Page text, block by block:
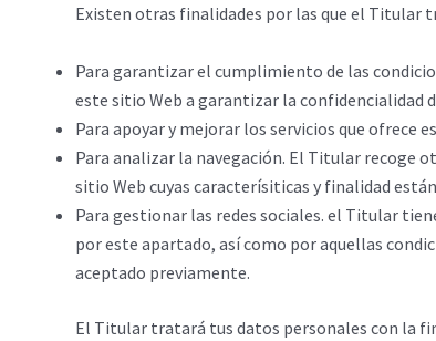
Existen otras finalidades por las que el Titular
Para garantizar el cumplimiento de las
este sitio Web a garantizar la confidencialidad
Para apoyar y mejorar los servicios que ofrece
Para analizar la navegación. El Titular recoge
sitio Web cuyas caracterísiticas y finalidad
Para gestionar las redes sociales. el Titular
por este apartado, así como por aquellas
aceptado previamente.
El Titular tratará tus datos personales con la